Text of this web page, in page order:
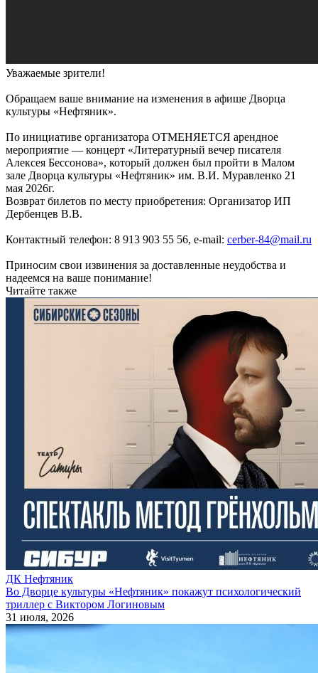
Уважаемые зрители!
Обращаем ваше внимание на изменения в афише Дворца
культуры «Нефтяник».
По инициативе организатора ОТМЕНЯЕТСЯ арендное
мероприятие — концерт «Литературный вечер писателя
Алексея Бессонова», который должен был пройти в Малом
зале Дворца культуры «Нефтяник» им. В.И. Муравленко 21
мая 2026г.
Возврат билетов по месту приобретения: Организатор ИП
Дербенцев В.В.
Контактный телефон: 8 913 903 55 56, e-mail: cerber-84@mail.ru
Приносим свои извинения за доставленные неудобства и
надеемся на ваше понимание!
Читайте также
ДК Нефтяник
Во Дворце культуры «Нефтяник» покажут психологический
триллер с Виктором Логиновым
31 июля, 2026